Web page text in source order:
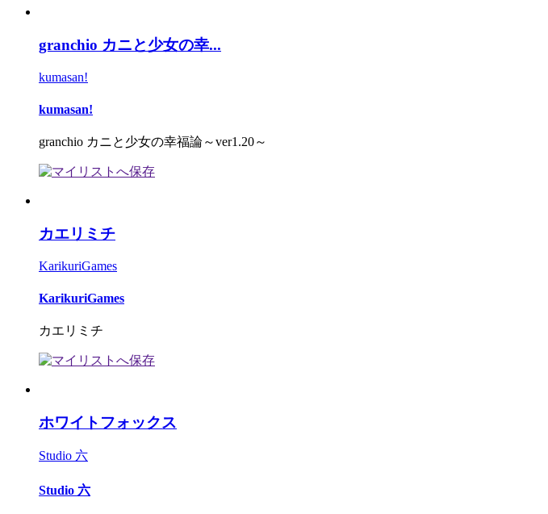
granchio カニと少女の幸...
kumasan!
kumasan!
granchio カニと少女の幸福論～ver1.20～
カエリミチ
KarikuriGames
KarikuriGames
カエリミチ
ホワイトフォックス
Studio 六
Studio 六